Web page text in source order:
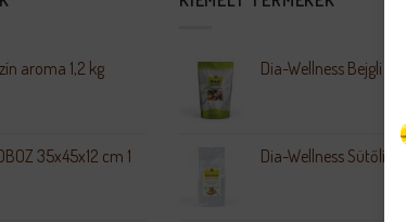
aroma 1,2 kg
35x45x12 cm 1
Dia-Wellness Bejgli Mix
Dia-Wellness Sütőliszt